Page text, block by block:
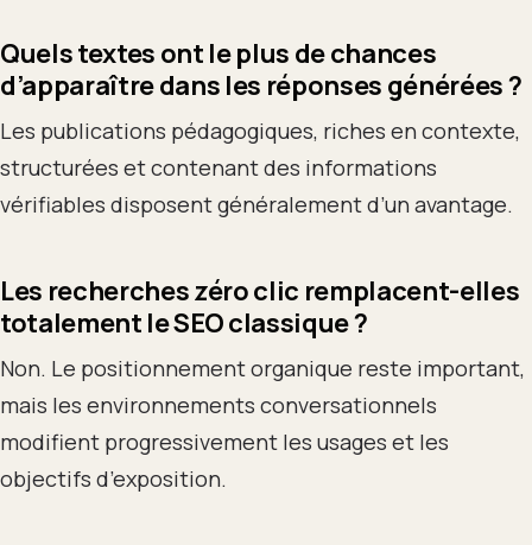
Quels textes ont le plus de chances
d’apparaître dans les réponses générées ?
Les publications pédagogiques, riches en contexte,
structurées et contenant des informations
vérifiables disposent généralement d’un avantage.
Les recherches zéro clic remplacent-elles
totalement le SEO classique ?
Non. Le positionnement organique reste important,
mais les environnements conversationnels
modifient progressivement les usages et les
objectifs d’exposition.